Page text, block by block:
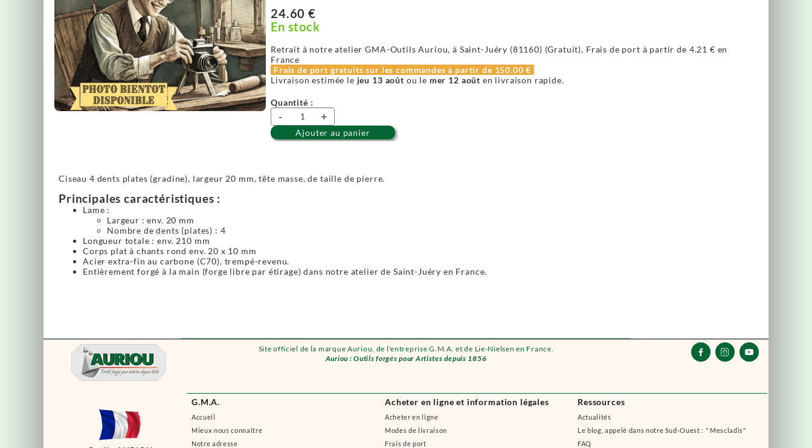
Site officiel de la marque Auriou, de l'entreprise G.M.A. et de Lie-Nielsen en France.
Auriou : Outils forgés pour Artistes depuis 1856
G.M.A.
Accueil
Mieux nous connaître
Notre adresse
Acheter en ligne et information légales
Acheter en ligne
Modes de livraison
Frais de port
Ressources
Actualités
Le blog, appelé dans notre Sud-Ouest : " Mescladis"
FAQ
  
24.60 €
En stock
Retrait à notre atelier GMA-Outils Auriou, à Saint-Juéry (81160) (Gratuit), Frais de port à partir de 4.21 € en
France
Frais de port gratuits sur les commandes à partir de 150.00 €
Livraison estimée le jeu 13 août ou le mer 12 août en livraison rapide.
Quantité :
- +
Ajouter au panier
Ciseau 4 dents plates (gradine), largeur 20 mm, tête masse, de taille de pierre.
Principales caractéristiques :
Lame :
Largeur : env. 20 mm
Nombre de dents (plates) : 4
Longueur totale : env. 210 mm
Corps plat à chants rond env. 20 x 10 mm
Acier extra-fin au carbone (C70), trempé-revenu.
Entièrement forgé à la main (forge libre par étirage) dans notre atelier de Saint-Juéry en France.